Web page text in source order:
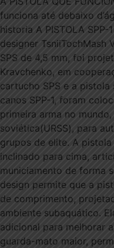
funciona até debaixo
historia A PISTOLA
designer TsniiTochMash
SPS de 4,5 mm, foi
Kravchenko, em
cartucho SPS e a
canos SPP-1, foram
primeira arma no
soviética(URSS), para
grupos de elite. A
inclinado para cima,
municiamento de forma
design permite que a
de comprimento,
ambiente subaquático.
adicional para melhorar
guarda-mato maior,